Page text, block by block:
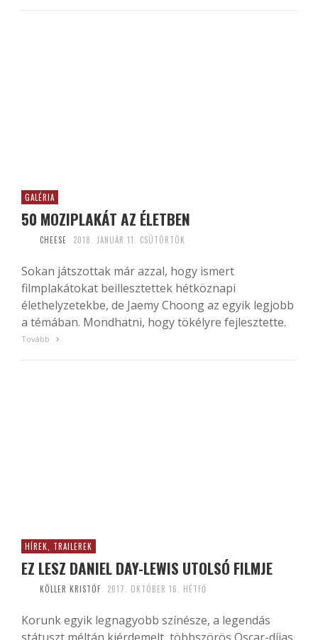
GALÉRIA
50 MOZIPLAKÁT AZ ÉLETBEN
CHEESE 2018. JANUÁR 11. CSÜTÖRTÖK
Sokan játszottak már azzal, hogy ismert
filmplakátokat beillesztettek hétköznapi
élethelyzetekbe, de Jaemy Choong az egyik legjobb
a témában. Mondhatni, hogy tökélyre fejlesztette.
Tovább
HÍREK, TRAILEREK
EZ LESZ DANIEL DAY-LEWIS UTOLSÓ FILMJE
KÖLLER KRISTÓF 2017. OKTÓBER 16. HÉTFŐ
Korunk egyik legnagyobb színésze, a legendás